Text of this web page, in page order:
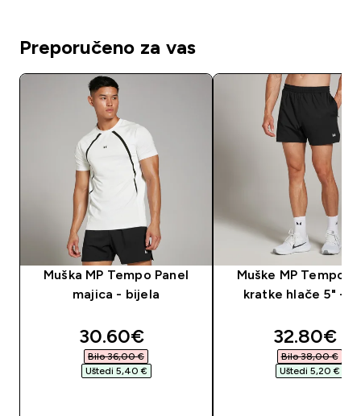
Preporučeno za vas
Muška MP Tempo Panel
majica - bijela
discounted price
30.60€‎
Bilo 36,00 €‎
Uštedi 5,40 €‎
Muške MP Tempo
kratke hlače 5" -
32.80€‎
Bilo 38,00 €‎
Uštedi 5,20 €‎